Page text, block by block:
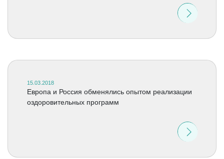
15.03.2018
Европа и Россия обменялись опытом реализации
оздоровительных программ